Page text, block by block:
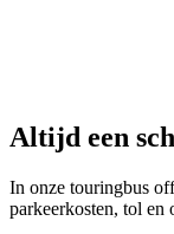
Altijd een
In onze touringbus
parkeerkosten, tol en